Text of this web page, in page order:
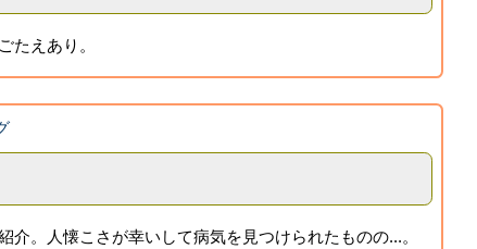
たえあり。
。人懐こさが幸いして病気を見つけられたものの...。